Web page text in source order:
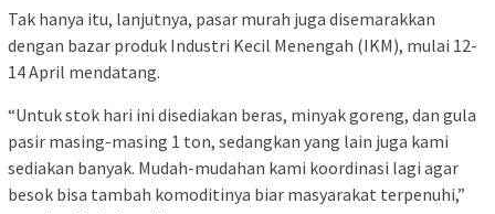
Tak hanya itu, lanjutnya, pasar murah juga disemarakkan
dengan bazar produk Industri Kecil Menengah (IKM), mulai 12-
14 April mendatang.
“Untuk stok hari ini disediakan beras, minyak goreng, dan gula
pasir masing-masing 1 ton, sedangkan yang lain juga kami
sediakan banyak. Mudah-mudahan kami koordinasi lagi agar
besok bisa tambah komoditinya biar masyarakat terpenuhi,”